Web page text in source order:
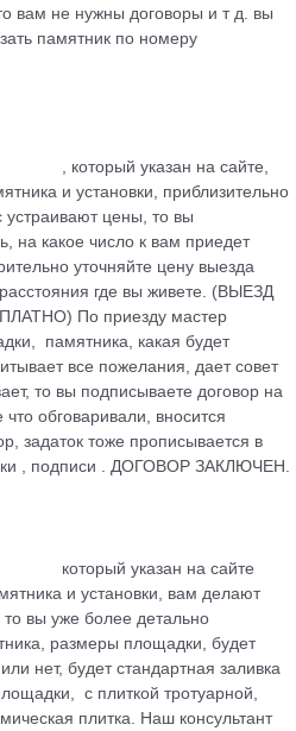
вам не нужны договоры и т д. вы
памятник по номеру
, который указан на сайте,
и установки, приблизительно
устраивают цены, то вы
на какое число к вам приедет
уточняйте цену выезда
где вы живете. (ВЫЕЗД
По приезду мастер
памятника, какая будет
все пожелания, дает совет
то вы подписываете договор на
обговаривали, вносится
задаток тоже прописывается в
, подписи . ДОГОВОР ЗАКЛЮЧЕН.
который указан на сайте
и установки, вам делают
то вы уже более детально
размеры площадки, будет
нет, будет стандартная заливка
с плиткой тротуарной,
плитка. Наш консультант